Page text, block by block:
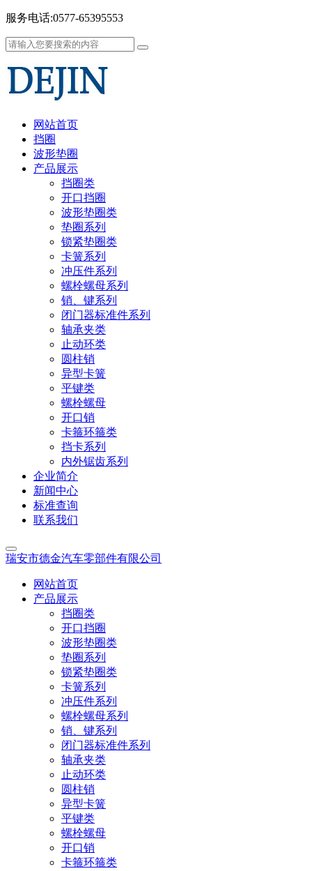
服务电话:0577-65395553
网站首页
挡圈
波形垫圈
产品展示
挡圈类
开口挡圈
波形垫圈类
垫圈系列
锁紧垫圈类
卡簧系列
冲压件系列
螺栓螺母系列
销、键系列
闭门器标准件系列
轴承夹类
止动环类
圆柱销
异型卡簧
平键类
螺栓螺母
开口销
卡箍环箍类
挡卡系列
内外锯齿系列
企业简介
新闻中心
标准查询
联系我们
瑞安市德金汽车零部件有限公司
网站首页
产品展示
挡圈类
开口挡圈
波形垫圈类
垫圈系列
锁紧垫圈类
卡簧系列
冲压件系列
螺栓螺母系列
销、键系列
闭门器标准件系列
轴承夹类
止动环类
圆柱销
异型卡簧
平键类
螺栓螺母
开口销
卡箍环箍类